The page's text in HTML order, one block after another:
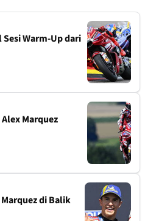
Warm-Up dari
Marquez
di Balik